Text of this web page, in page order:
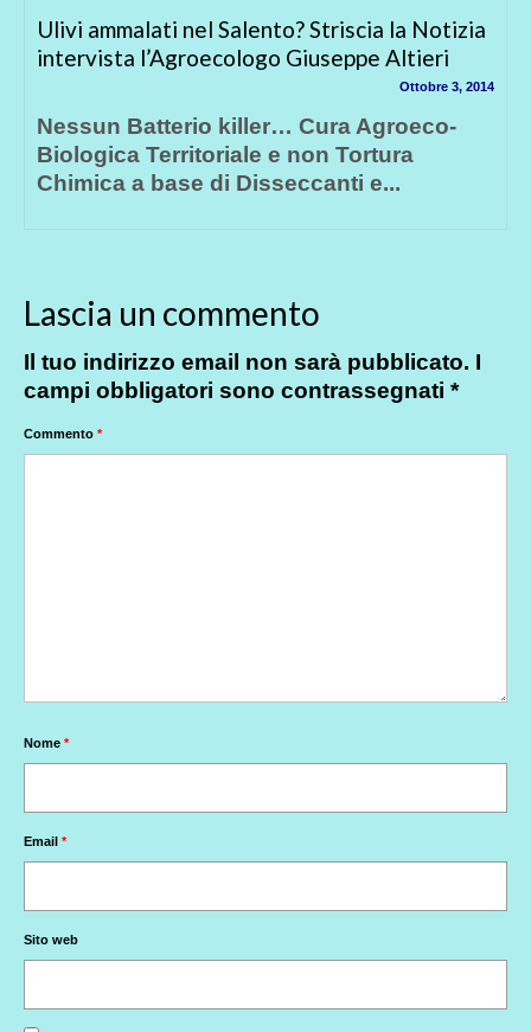
Attenzione!!! Nuova semina OGM in Friuli!
Appello a tutti coloro che sono contrari agli
Il 17 Aprile scorso nei campi di Vivaro,
Colloredo e Tomba di Mereto (PN), nel...
Lascia un commento
Il tuo indirizzo email non sarà pubblicato. I
campi obbligatori sono contrassegnati *
Commento *
Nome *
Email *
Sito web